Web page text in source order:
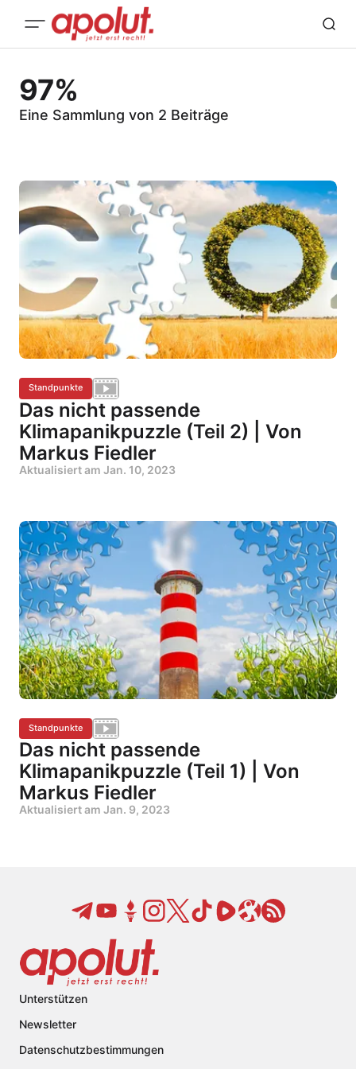
97%
Eine Sammlung von 2 Beiträge
Standpunkte
Das nicht passende
Klimapanikpuzzle (Teil 2) | Von
Markus Fiedler
Aktualisiert am Jan. 10, 2023
Standpunkte
Das nicht passende
Klimapanikpuzzle (Teil 1) | Von
Markus Fiedler
Aktualisiert am Jan. 9, 2023
Unterstützen
Newsletter
Datenschutzbestimmungen